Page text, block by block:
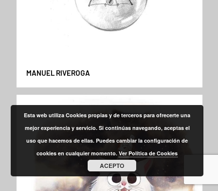
MANUEL RIVEROGA
Esta web utiliza Cookies propias y de terceros para ofrecerte una
mejor experiencia y servicio. Si continúas navegando, aceptas el
uso que hacemos de ellas. Puedes cambiar la configuración de
cookies en cualquier momento.Ver Política de Cookies
ACEPTO